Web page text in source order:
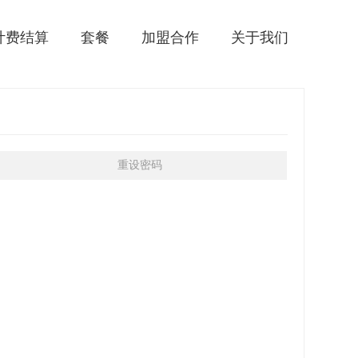
费结算 套餐 加盟合作 关于我们
重设密码